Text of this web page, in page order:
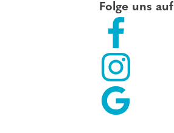
Folge uns auf